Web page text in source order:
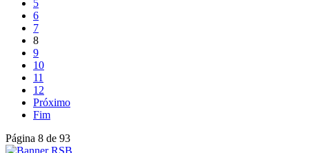
5
6
7
8
9
10
11
12
Próximo
Fim
Página 8 de 93